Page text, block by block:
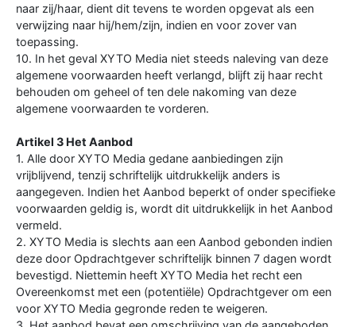
naar zij/haar, dient dit tevens te worden opgevat als een
verwijzing naar hij/hem/zijn, indien en voor zover van
toepassing.
10. In het geval XYTO Media niet steeds naleving van deze
algemene voorwaarden heeft verlangd, blijft zij haar recht
behouden om geheel of ten dele nakoming van deze
algemene voorwaarden te vorderen.
Artikel 3 Het Aanbod
1. Alle door XYTO Media gedane aanbiedingen zijn
vrijblijvend, tenzij schriftelijk uitdrukkelijk anders is
aangegeven. Indien het Aanbod beperkt of onder specifieke
voorwaarden geldig is, wordt dit uitdrukkelijk in het Aanbod
vermeld.
2. XYTO Media is slechts aan een Aanbod gebonden indien
deze door Opdrachtgever schriftelijk binnen 7 dagen wordt
bevestigd. Niettemin heeft XYTO Media het recht een
Overeenkomst met een (potentiële) Opdrachtgever om een
voor XYTO Media gegronde reden te weigeren.